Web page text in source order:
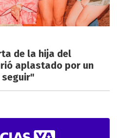
de la hija del
aplastado por un
seguir"